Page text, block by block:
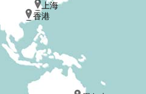
上海
香港